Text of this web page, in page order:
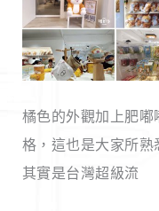
經
典
美
橘色的外觀加上肥
格，這也是大家所
其實是台灣超級流
爛
貓
貨
舖
｜